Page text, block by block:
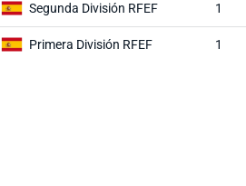
Segunda División RFEF 1
Primera División RFEF 1